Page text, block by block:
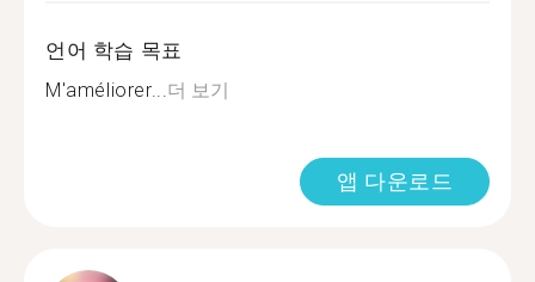
언어 학습 목표
M'améliorer...더 보기
앱 다운로드